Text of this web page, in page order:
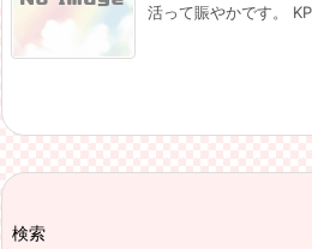
活って賑やかです。
検索